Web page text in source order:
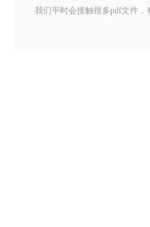
我们平时会接触很多pdf文件